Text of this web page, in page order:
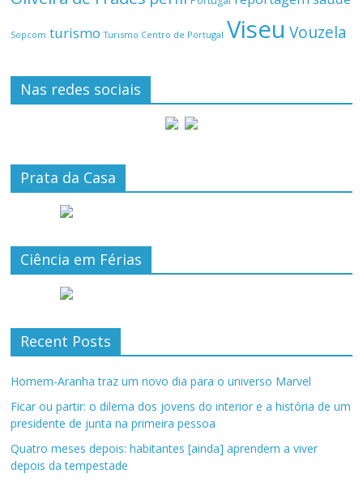
Sopcom turismo Turismo Centro de Portugal Viseu Vouzela
Nas redes sociais
Prata da Casa
Ciência em Férias
Recent Posts
Homem-Aranha traz um novo dia para o universo Marvel
Ficar ou partir: o dilema dos jovens do interior e a história de um
presidente de junta na primeira pessoa
Quatro meses depois: habitantes [ainda] aprendem a viver
depois da tempestade